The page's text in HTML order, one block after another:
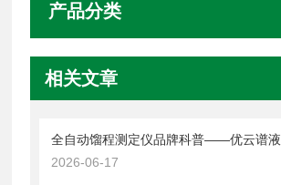
产品分类
相关文章
2026-06-17